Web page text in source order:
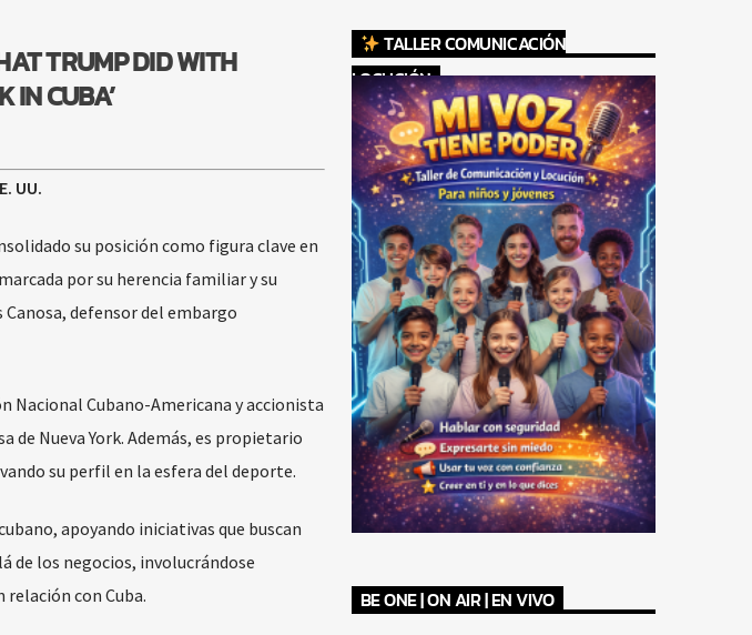
TRUMP DID WITH
IN CUBA’
UU.
su posición como figura clave en
por su herencia familiar y su
defensor del embargo
Nacional Cubano-Americana y accionista
de Nueva York. Además, es propietario
su perfil en la esfera del deporte.
apoyando iniciativas que buscan
de los negocios, involucrándose
con Cuba.
TALLER COMUNICACIÓN
LOCUCIÓN
BE ONE | ON AIR | EN VIVO